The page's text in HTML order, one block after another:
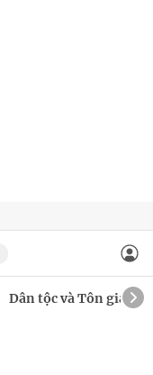
Dân tộc và Tôn giáo